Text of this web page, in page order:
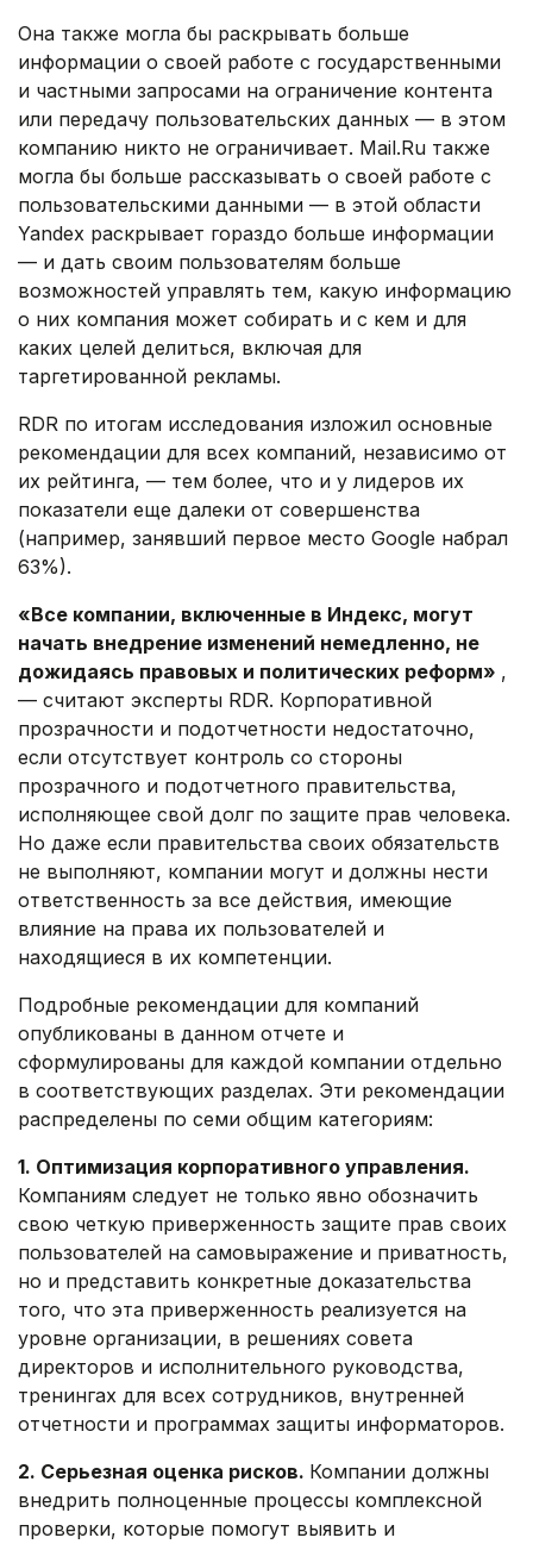
Она также могла бы раскрывать больше
информации о своей работе с государственными
и частными запросами на ограничение контента
или передачу пользовательских данных — в этом
компанию никто не ограничивает. Mаіl.Ru также
могла бы больше рассказывать о своей работе с
пользовательскими данными — в этой области
Yandex раскрывает гораздо больше информации
— и дать своим пользователям больше
возможностей управлять тем, какую информацию
о них компания может собирать и с кем и для
каких целей делиться, включая для
таргетированной рекламы.
RDR по итогам исследования изложил основные
рекомендации для всех компаний, независимо от
их рейтинга, — тем более, что и у лидеров их
показатели еще далеки от совершенства
(например, занявший первое место Google набрал
63%).
«Все компании, включенные в Индекс, могут
начать внедрение изменений немедленно, не
дожидаясь правовых и политических реформ» ,
— считают эксперты RDR. Корпоративной
прозрачности и подотчетности недостаточно,
если отсутствует контроль со стороны
прозрачного и подотчетного правительства,
исполняющее свой долг по защите прав человека.
Но даже если правительства своих обязательств
не выполняют, компании могут и должны нести
ответственность за все действия, имеющие
влияние на права их пользователей и
находящиеся в их компетенции.
Подробные рекомендации для компаний
опубликованы в данном отчете и
сформулированы для каждой компании отдельно
в соответствующих разделах. Эти рекомендации
распределены по семи общим категориям:
1. Оптимизация корпоративного управления.
Компаниям следует не только явно обозначить
свою четкую приверженность защите прав своих
пользователей на самовыражение и приватность,
но и представить конкретные доказательства
того, что эта приверженность реализуется на
уровне организации, в решениях совета
директоров и исполнительного руководства,
тренингах для всех сотрудников, внутренней
отчетности и программах защиты информаторов.
2. Серьезная оценка рисков. Компании должны
внедрить полноценные процессы комплексной
проверки, которые помогут выявить и